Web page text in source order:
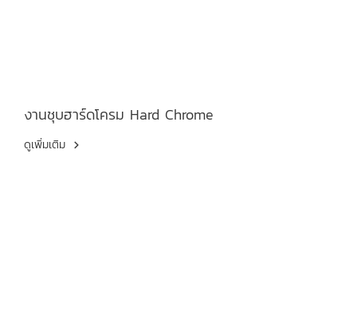
งานชุบฮาร์ดโครม Hard Chrome
ดูเพิ่มเติม